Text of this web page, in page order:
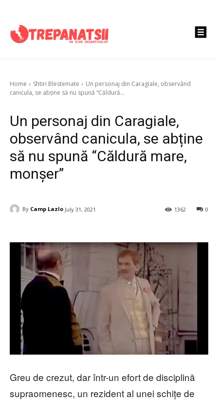
Home Shtiri Blestemate
Un personaj din Caragiale, observând
canicula, se abține să nu spună “Căldură...
Un personaj din Caragiale,
observând canicula, se abține
să nu spună “Căldură mare,
monșer”
By Camp Lazlo July 31, 2021 0
1362
Greu de crezut, dar într-un efort de disciplină
supraomenesc, un rezident al unei schițe de